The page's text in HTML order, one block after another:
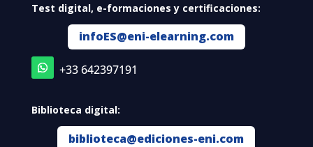
Test digital, e-formaciones y certificaciones:
infoES@eni-elearning.com
+33 642397191
Biblioteca digital:
biblioteca@ediciones-eni.com